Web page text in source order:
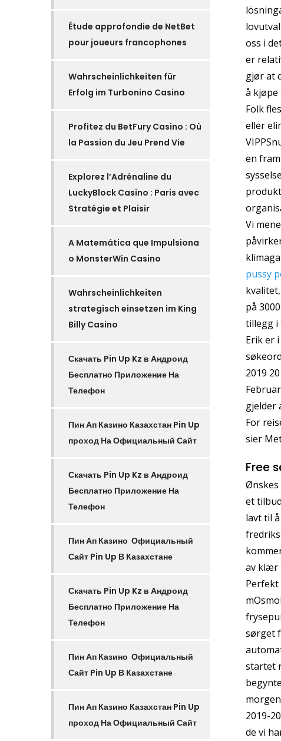
Étude approfondie de NetBet
pour joueurs francophones
Wahrscheinlichkeiten für
Erfolg im Turbonino Casino
Profitez du BetFury Casino : Où
la Passion du Jeu Prend Vie
Explorez l’Adrénaline du
LuckyBlock Casino : Paris avec
Stratégie et Plaisir
A Matemática que Impulsiona
o MonsterWin Casino
Wahrscheinlichkeiten
strategisch einsetzen im King
Billy Casino
Скачать Pin Up Kz в Андроид
Бесплатно Приложение На
Телефон
Пин Ап Казино Казахстан Pin Up
проход На Официальный Сайт
Скачать Pin Up Kz в Андроид
Бесплатно Приложение На
Телефон
Пин Ап Казино ️ Официальный
Сайт Pin Up В Казахстане
Скачать Pin Up Kz в Андроид
Бесплатно Приложение На
Телефон
Пин Ап Казино ️ Официальный
Сайт Pin Up В Казахстане
Пин Ап Казино Казахстан Pin Up
проход На Официальный Сайт
oss i
er
gjør at
å kjøpe
Folk
eller
en
Vi
pussy
på
tillegg i
Erik er
2019
gjelder
For
sier
Free
Ønskes
et
lavt til
av klær
Perfekt
sørget
startet
2019-
de vi